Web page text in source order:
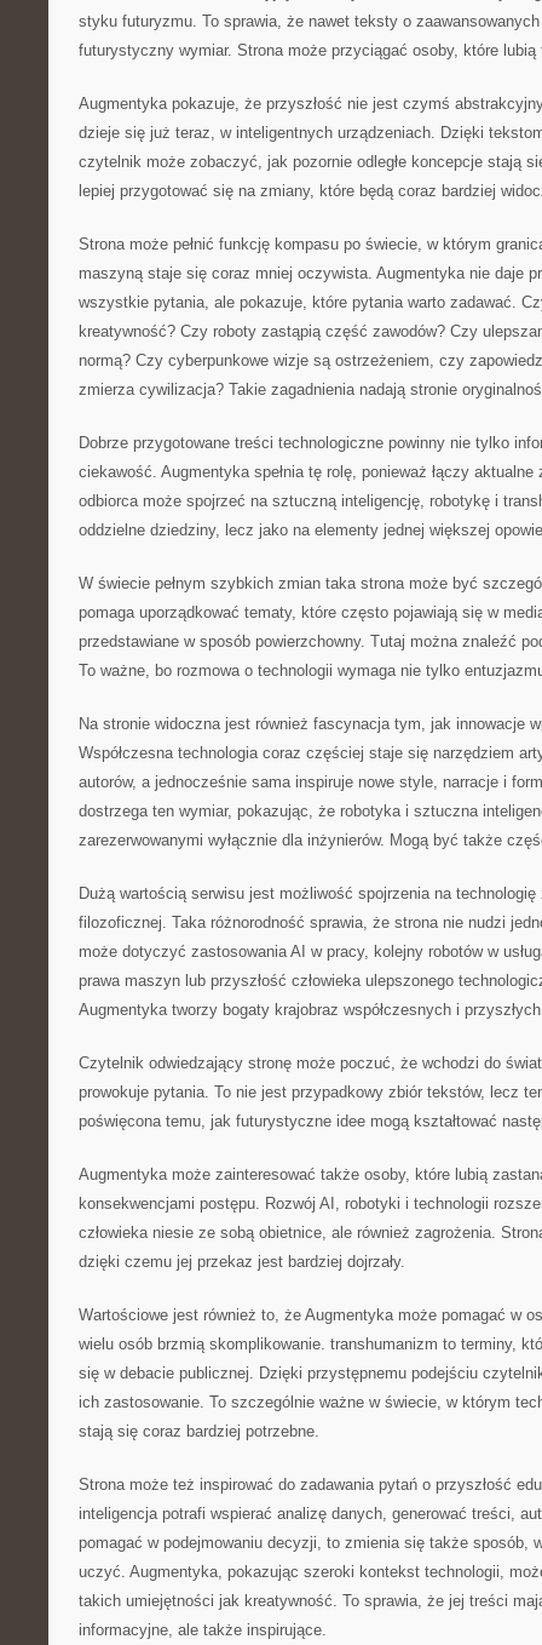
styku futuryzmu. To sprawia, że nawet teksty o
futurystyczny wymiar. Strona może przyciągać osoby, które lubią
Augmentyka pokazuje, że przyszłość nie jest czymś
dzieje się już teraz, w inteligentnych urządzeniach. Dzięki
czytelnik może zobaczyć, jak pozornie odległe koncepcje stają
lepiej przygotować się na zmiany, które będą coraz bardziej
Strona może pełnić funkcję kompasu po świecie, w którym
maszyną staje się coraz mniej oczywista. Augmentyka nie daje
wszystkie pytania, ale pokazuje, które pytania warto zadawać.
kreatywność? Czy roboty zastąpią część zawodów? Czy
normą? Czy cyberpunkowe wizje są ostrzeżeniem, czy
zmierza cywilizacja? Takie zagadnienia nadają stronie
Dobrze przygotowane treści technologiczne powinny nie tylko
ciekawość. Augmentyka spełnia tę rolę, ponieważ łączy
odbiorca może spojrzeć na sztuczną inteligencję, robotykę i
oddzielne dziedziny, lecz jako na elementy jednej większej
W świecie pełnym szybkich zmian taka strona może być
pomaga uporządkować tematy, które często pojawiają się w
przedstawiane w sposób powierzchowny. Tutaj można znaleźć
To ważne, bo rozmowa o technologii wymaga nie tylko
Na stronie widoczna jest również fascynacja tym, jak innowacje
Współczesna technologia coraz częściej staje się narzędziem
autorów, a jednocześnie sama inspiruje nowe style, narracje i
dostrzega ten wymiar, pokazując, że robotyka i sztuczna
zarezerwowanymi wyłącznie dla inżynierów. Mogą być także
Dużą wartością serwisu jest możliwość spojrzenia na technologię
filozoficznej. Taka różnorodność sprawia, że strona nie nudzi
może dotyczyć zastosowania AI w pracy, kolejny robotów w
prawa maszyn lub przyszłość człowieka ulepszonego
Augmentyka tworzy bogaty krajobraz współczesnych i
Czytelnik odwiedzający stronę może poczuć, że wchodzi do
prowokuje pytania. To nie jest przypadkowy zbiór tekstów, lecz
poświęcona temu, jak futurystyczne idee mogą kształtować
Augmentyka może zainteresować także osoby, które lubią
konsekwencjami postępu. Rozwój AI, robotyki i technologii
człowieka niesie ze sobą obietnice, ale również zagrożenia.
dzięki czemu jej przekaz jest bardziej dojrzały.
Wartościowe jest również to, że Augmentyka może pomagać w
wielu osób brzmią skomplikowanie. transhumanizm to terminy,
się w debacie publicznej. Dzięki przystępnemu podejściu
ich zastosowanie. To szczególnie ważne w świecie, w którym
stają się coraz bardziej potrzebne.
Strona może też inspirować do zadawania pytań o przyszłość
inteligencja potrafi wspierać analizę danych, generować treści,
pomagać w podejmowaniu decyzji, to zmienia się także sposób,
uczyć. Augmentyka, pokazując szeroki kontekst technologii,
takich umiejętności jak kreatywność. To sprawia, że jej treści
informacyjne, ale także inspirujące.